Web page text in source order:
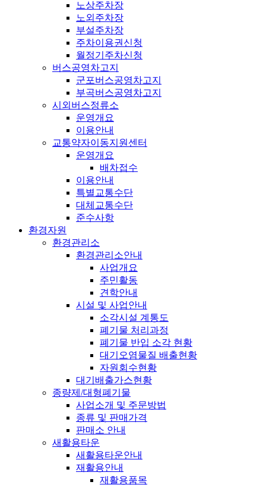
노상주차장
노외주차장
부설주차장
주차이용권신청
월정기주차신청
버스공영차고지
군포버스공영차고지
부곡버스공영차고지
시외버스정류소
운영개요
이용안내
교통약자이동지원센터
운영개요
배차접수
이용안내
특별교통수단
대체교통수단
준수사항
환경자원
환경관리소
환경관리소안내
사업개요
주민활동
견학안내
시설 및 사업안내
소각시설 계통도
폐기물 처리과정
폐기물 반입 소각 현황
대기오염물질 배출현황
자원회수현황
대기배출가스현황
종량제/대형폐기물
사업소개 및 주문방법
종류 및 판매가격
판매소 안내
새활용타운
새활용타운안내
재활용안내
재활용품목